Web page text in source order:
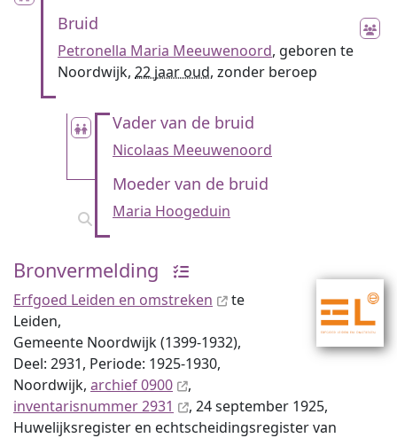
Bruid
Petronella Maria Meeuwenoord, geboren te
Noordwijk, 22 jaar oud, zonder beroep
Vader van de bruid
Nicolaas Meeuwenoord
Moeder van de bruid
Maria Hoogeduin
Bronvermelding
Erfgoed Leiden en omstreken
te
Leiden,
Gemeente Noordwijk (1399-1932),
Deel: 2931, Periode: 1925-1930,
Noordwijk, archief 0900
,
inventaris­num­mer 2931
, 24 september 1925,
Huwelijksregister en echtscheidingsregister van